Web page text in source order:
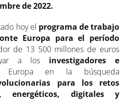
de 2022.
hoy el programa de trabajo
Europa para el período
de 13 500 millones de euros
a los investigadores e
en la búsqueda
para los retos
energéticos, digitales y